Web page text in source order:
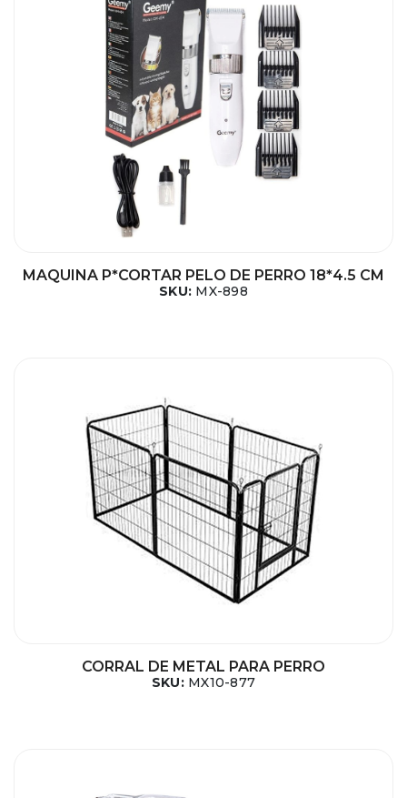
MAQUINA P*CORTAR PELO DE PERRO 18*4.5 CM
SKU: MX-898
CORRAL DE METAL PARA PERRO
SKU: MX10-877